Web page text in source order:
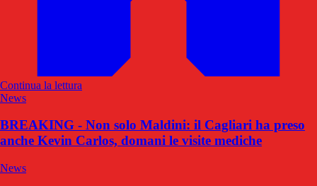
Continua la lettura
News
BREAKING - Non solo Maldini: il Cagliari ha preso
anche Kevin Carlos, domani le visite mediche
News